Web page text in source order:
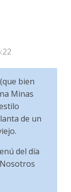
(que bien
Minas
de un
del día